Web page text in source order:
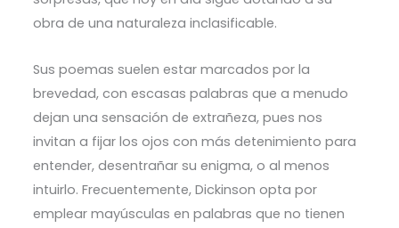
obra de una naturaleza inclasificable.
Sus poemas suelen estar marcados por la
brevedad, con escasas palabras que a menudo
dejan una sensación de extrañeza, pues nos
invitan a fijar los ojos con más detenimiento para
entender, desentrañar su enigma, o al menos
intuirlo. Frecuentemente, Dickinson opta por
emplear mayúsculas en palabras que no tienen